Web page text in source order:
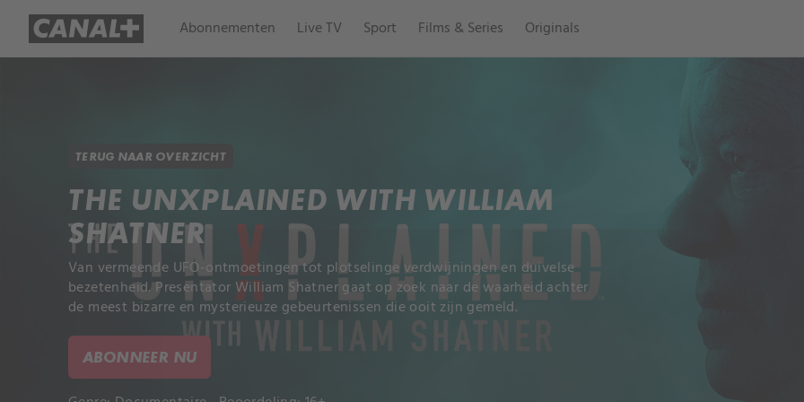
Abonnementen Live TV Sport Films & Series Originals
TERUG NAAR OVERZICHT
THE UNXPLAINED WITH WILLIAM
SHATNER
Van vermeende UFO-ontmoetingen tot plotselinge verdwijningen en duivelse
bezetenheid. Presentator William Shatner gaat op zoek naar de waarheid achter
de meest bizarre en mysterieuze gebeurtenissen die ooit zijn gemeld.
ABONNEER NU